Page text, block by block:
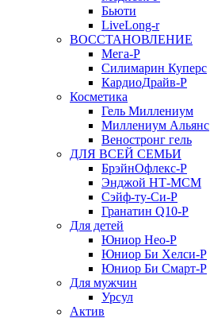
Бьюти
LiveLong-r
ВОССТАНОВЛЕНИЕ
Мега-Р
Силимарин Куперс
КардиоДрайв-Р
Косметика
Гель Миллениум
Миллениум Альянс
Веностронг гель
ДЛЯ ВСЕЙ СЕМЬИ
БрэйнОфлекс-Р
Энджой НТ-МСМ
Сэйф-ту-Си-Р
Гранатин Q10-Р
Для детей
Юниор Нео-Р
Юниор Би Хелси-Р
Юниор Би Смарт-Р
Для мужчин
Урсул
Актив